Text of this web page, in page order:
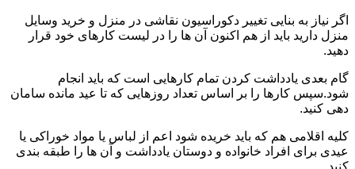
اگر نیاز به بنایی تغییر دکوراسیون نقاشی در منزل و خرید وسایل
منزل دارید باید از هم اکنون آن ها را در لیست کارهای خود قرار
دهید.
گام بعدی یادداشت کردن تمام کارهایی است که باید انجام
شود.سپس کارها را بر اساس تعداد روزهایی که تا عید مانده سامان
دهی کنید.
کلیه اقلامی هم که باید خریده شود اعم از لباس یا مواد خوراکی یا
عیدی برای افراد خانواده و دوستان یادداشت و آن ها را طبقه بندی
کنید.